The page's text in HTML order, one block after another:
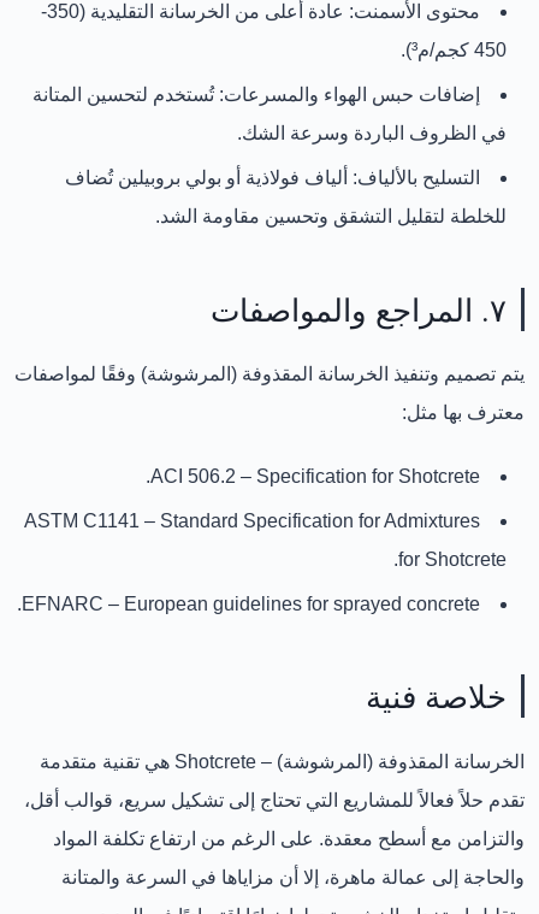
محتوى الأسمنت:
عادة أعلى من الخرسانة التقليدية (350-
450 كجم/م³).
إضافات حبس الهواء والمسرعات: تُستخدم لتحسين المتانة
في الظروف الباردة وسرعة الشك.
التسليح بالألياف: ألياف فولاذية أو بولي بروبيلين تُضاف
للخلطة لتقليل التشقق وتحسين مقاومة الشد.
٧. المراجع والمواصفات
يتم تصميم وتنفيذ الخرسانة المقذوفة (المرشوشة) وفقًا لمواصفات
معترف بها مثل:
ACI 506.2 – Specification for Shotcrete.
ASTM C1141 – Standard Specification for Admixtures
for Shotcrete.
EFNARC – European guidelines for sprayed concrete.
خلاصة فنية
الخرسانة المقذوفة (المرشوشة) – Shotcrete
هي تقنية متقدمة
تقدم حلاً فعالاً للمشاريع التي تحتاج إلى تشكيل سريع، قوالب أقل،
والتزامن مع أسطح معقدة. على الرغم من ارتفاع تكلفة المواد
والحاجة إلى عمالة ماهرة، إلا أن مزاياها في السرعة والمتانة